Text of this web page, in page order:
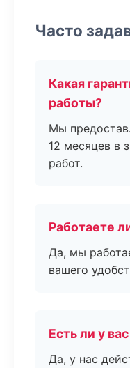
Часто
Какая
работы?
Мы
12 месяцев в
работ.
Работаете
Да, мы
вашего
Есть ли у
Да, у нас